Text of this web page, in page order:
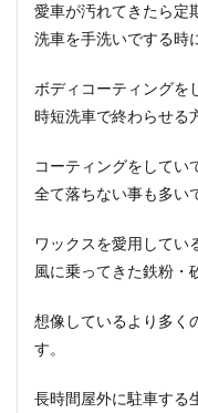
愛車が汚れてきたら定
洗車を手洗いでする時
ボディコーティングを
時短洗車で終わらせる
コーティングをしてい
全て落ちない事も多い
ワックスを愛用してい
風に乗ってきた鉄粉・
想像しているより多く
す。
長時間屋外に駐車する